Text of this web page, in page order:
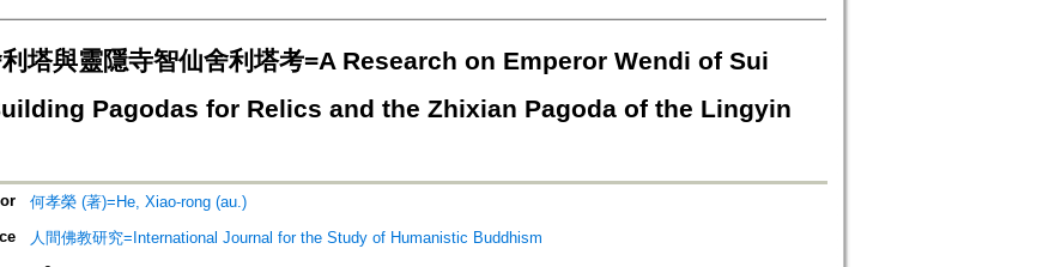
利塔與靈隱寺智仙舍利塔考=A Research on Emperor Wendi of Sui
Pagodas for Relics and the Zhixian Pagoda of the Lingyin
何孝榮 (著)=He, Xiao-rong (au.)
人間佛教研究=International Journal for the Study of Humanistic Buddhism